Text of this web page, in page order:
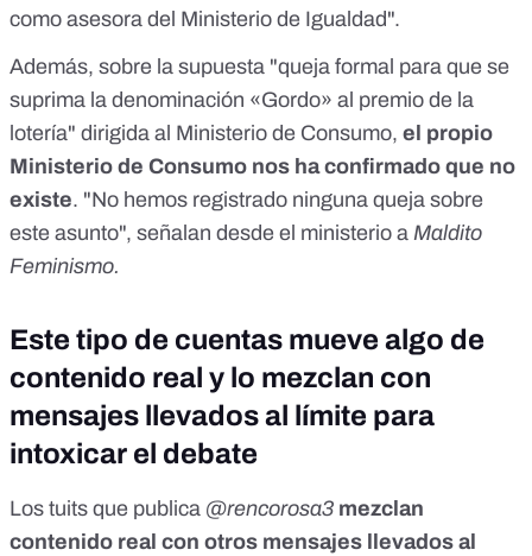
como asesora del Ministerio de Igualdad".
Además, sobre la supuesta "queja formal para que se
suprima la denominación «Gordo» al premio de la
lotería" dirigida al Ministerio de Consumo, el propio
Ministerio de Consumo nos ha confirmado que no
existe. "No hemos registrado ninguna queja sobre
este asunto", señalan desde el ministerio a Maldito
Feminismo.
Este tipo de cuentas mueve algo de
contenido real y lo mezclan con
mensajes llevados al límite para
intoxicar el debate
Los tuits que publica @rencorosa3 mezclan
contenido real con otros mensajes llevados al